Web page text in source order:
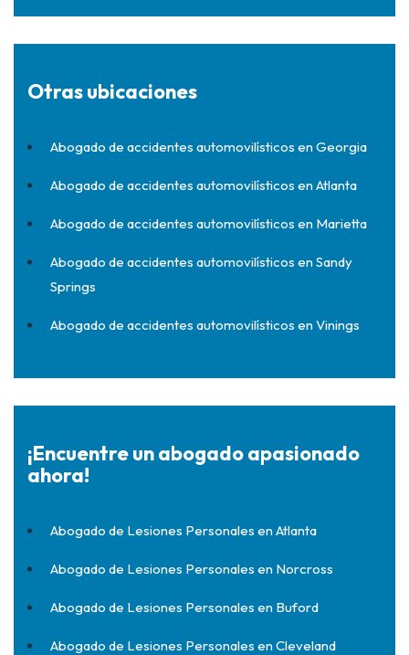
Otras ubicaciones
Abogado de accidentes automovilísticos en Georgia
Abogado de accidentes automovilísticos en Atlanta
Abogado de accidentes automovilísticos en Marietta
Abogado de accidentes automovilísticos en Sandy
Springs
Abogado de accidentes automovilísticos en Vinings
¡Encuentre un abogado apasionado
ahora!
Abogado de Lesiones Personales en Atlanta
Abogado de Lesiones Personales en Norcross
Abogado de Lesiones Personales en Buford
Abogado de Lesiones Personales en Cleveland